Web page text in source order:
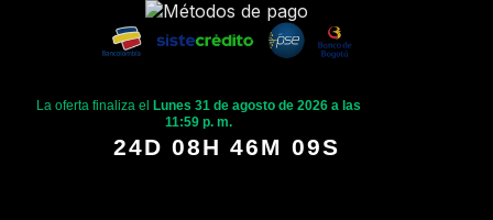
La oferta finaliza el
Lunes 31 de agosto de 2026 a las
11:59 p. m.
24D 08H 46M 09S